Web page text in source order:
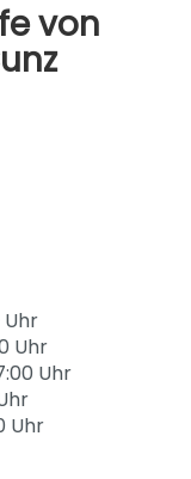
von
Uhr
Uhr
Uhr
Uhr